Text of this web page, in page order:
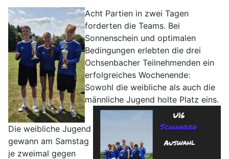
Acht Partien in zwei Tagen
forderten die Teams. Bei
Sonnenschein und optimalen
Bedingungen erlebten die drei
Ochsenbacher Teilnehmenden ein
erfolgreiches Wochenende:
Sowohl die weibliche als auch die
männliche Jugend holte Platz eins.
Die weibliche Jugend
gewann am Samstag
je zweimal gegen